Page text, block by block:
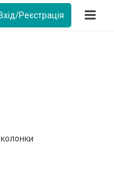
Вхід/Реєстрація